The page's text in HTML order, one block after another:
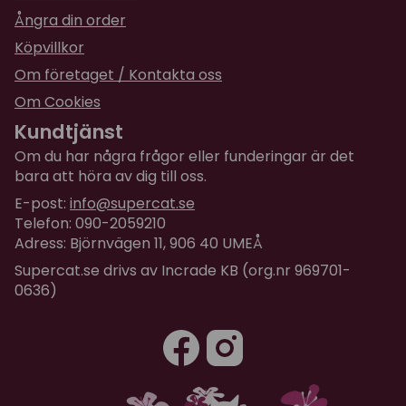
Förpackningen innehåller 24 st remsor.
Läs instruktionstexten noga på baksidan av
förpackningen.
Ångra din order
Köpvillkor
Om företaget / Kontakta oss
Om Cookies
Kundtjänst
Om du har några frågor eller funderingar är det
bara att höra av dig till oss.
E-post: info@supercat.se
Telefon: 090-2059210
Adress: Björnvägen 11, 906 40 UMEÅ
Supercat.se drivs av Incrade KB (org.nr 969701-
0636)